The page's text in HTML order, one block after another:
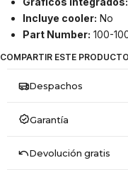
Incluye cooler: No
Part Number: 100-
COMPARTIR ESTE PRODUCTO
Despachos
Garantía
Devolución gratis